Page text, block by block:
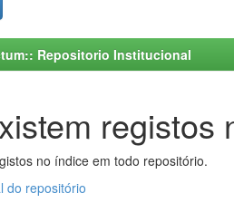
Repositorio Institucional
registos
no índice em todo repositório.
do repositório